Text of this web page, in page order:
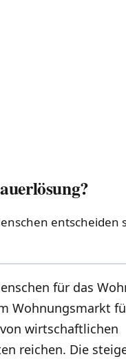
für das
Wohnungsmarkt
wirtschaftlichen
reichen. Die